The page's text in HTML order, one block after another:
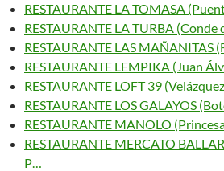
RESTAURANTE LA TOMASA
RESTAURANTE LA TURBA (Conde
RESTAURANTE LAS MAÑANITAS
RESTAURANTE LEMPIKA (Juan
RESTAURANTE LOFT 39
RESTAURANTE LOS GALAYOS
RESTAURANTE MANOLO
RESTAURANTE MERCATO
P…